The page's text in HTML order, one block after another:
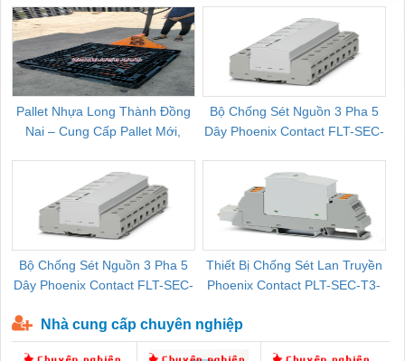
Pallet Nhựa Long Thành Đồng
Nai – Cung Cấp Pallet Mới,
Bộ Chống Sét Nguồn 3 Pha 5
Dây Phoenix Contact FLT-SEC-
Bộ Chống Sét Nguồn 3 Pha 5
Dây Phoenix Contact FLT-SEC-
Thiết Bị Chống Sét Lan Truyền
Phoenix Contact PLT-SEC-T3-
Nhà cung cấp chuyên nghiệp